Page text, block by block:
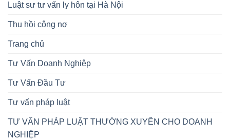
Luật sư tư vấn ly hôn tại Hà Nội
Thu hồi công nợ
Trang chủ
Tư Vấn Doanh Nghiệp
Tư Vấn Đầu Tư
Tư vấn pháp luật
TƯ VẤN PHÁP LUẬT THƯỜNG XUYÊN CHO DOANH
NGHIỆP